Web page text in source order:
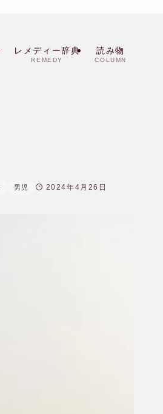
レメディー辞典
REMEDY
読み物
COLUMN
男児 2024年4月26日